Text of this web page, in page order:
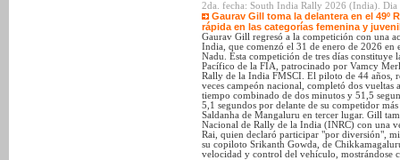
2da. fecha: South India Rally 2026 (India). Dia
Gaurav Gill toma la delantera en el 49º
rápida en las categorías femenina y
Gaurav Gill regresó a la competición con una
India, que comenzó el 31 de enero de 2026
Nadu. Esta competición de tres días constituye
Pacífico de la FIA, patrocinado por Vamcy
Rally de la India FMSCI. El piloto de 44 años,
veces campeón nacional, completó dos
tiempo combinado de dos minutos y 51,5
5,1 segundos por delante de su competidor
Saldanha de Mangaluru en tercer lugar. Gill
Nacional de Rally de la India (INRC) con una
Rai, quien declaró participar "por diversión",
su copiloto Srikanth Gowda, de
velocidad y control del vehículo, mostrándose